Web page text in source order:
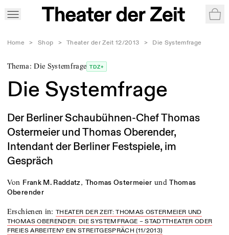
Home > Shop > Theater der Zeit 12/2013 > Die Systemfrage
Thema: Die Systemfrage TDZ+
Die Systemfrage
Der Berliner Schaubühnen-Chef Thomas
Ostermeier und Thomas Oberender,
Intendant der Berliner Festspiele, im
Gespräch
von Frank M. Raddatz, Thomas Ostermeier und Thomas
Oberender
Erschienen in:THEATER DER ZEIT: THOMAS OSTERMEIER UND
THOMAS OBERENDER: DIE SYSTEMFRAGE – STADTTHEATER ODER
FREIES ARBEITEN? EIN STREITGESPRÄCH (11/2013)